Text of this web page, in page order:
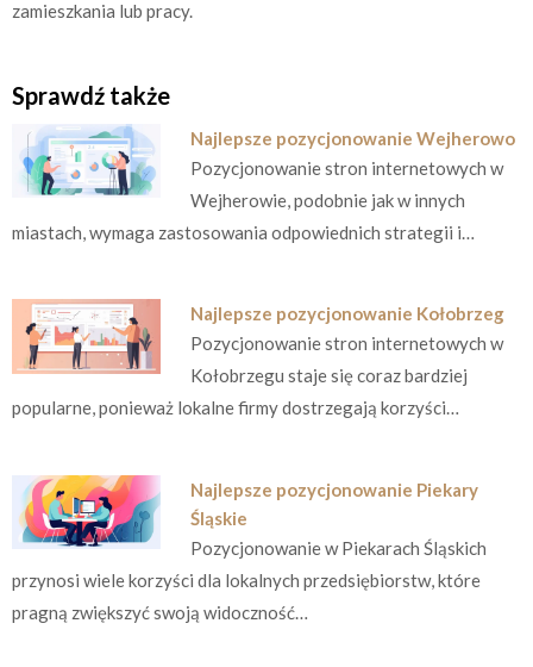
zamieszkania lub pracy.
Sprawdź także
Najlepsze pozycjonowanie Wejherowo
Pozycjonowanie stron internetowych w
Wejherowie, podobnie jak w innych
miastach, wymaga zastosowania odpowiednich strategii i…
Najlepsze pozycjonowanie Kołobrzeg
Pozycjonowanie stron internetowych w
Kołobrzegu staje się coraz bardziej
popularne, ponieważ lokalne firmy dostrzegają korzyści…
Najlepsze pozycjonowanie Piekary
Śląskie
Pozycjonowanie w Piekarach Śląskich
przynosi wiele korzyści dla lokalnych przedsiębiorstw, które
pragną zwiększyć swoją widoczność…